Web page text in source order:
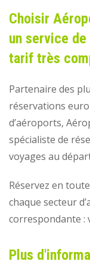
Choisir
un service
tarif très
Partenaire des
réservations
d’aéroports,
spécialiste de
voyages au
Réservez en
chaque secteur
correspondante :
Plus